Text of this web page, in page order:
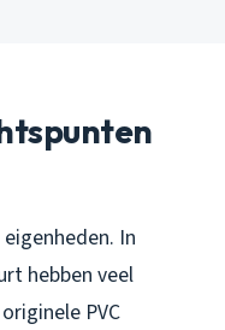
In
hebben veel
PVC